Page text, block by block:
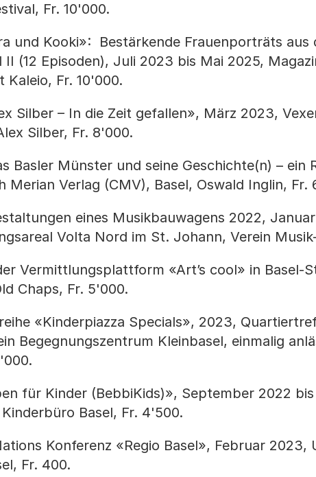
Fr. 10'000.
und Kooki»: Bestärkende Frauenporträts aus
II (12 Episoden), Juli 2023 bis Mai 2025,
Kaleio, Fr. 10'000.
Silber – In die Zeit gefallen», März 2023,
Silber, Fr. 8'000.
Basler Münster und seine Geschichte(n) – ein
Merian Verlag (CMV), Basel, Oswald Inglin, Fr.
eines Musikbauwagens 2022,
Volta Nord im St. Johann, Verein
Vermittlungsplattform «Art’s cool» in Basel-
Chaps, Fr. 5'000.
«Kinderpiazza Specials», 2023,
Begegnungszentrum Kleinbasel, einmalig
für Kinder (BebbiKids)», September 2022
Basel, Fr. 4'500.
Konferenz «Regio Basel», Februar 2023,
Fr. 400.